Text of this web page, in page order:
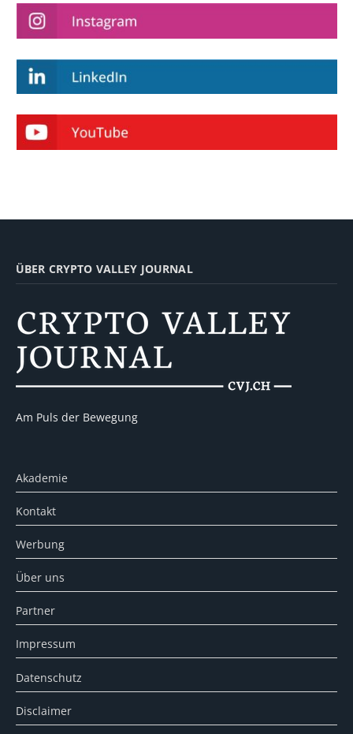
ÜBER CRYPTO VALLEY JOURNAL
Am Puls der Bewegung
Akademie
Kontakt
Werbung
Über uns
Partner
Impressum
Datenschutz
Disclaimer